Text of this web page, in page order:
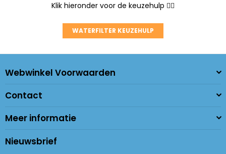
Klik hieronder voor de keuzehulp 👇🏼
WATERFILTER KEUZEHULP
Webwinkel Voorwaarden
Contact
Meer informatie
Nieuwsbrief